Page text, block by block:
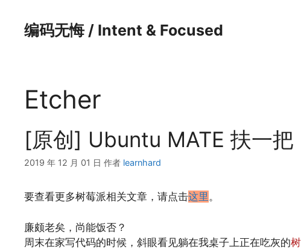
编码无悔 / Intent & Focused
Etcher
[原创] Ubuntu MATE 扶一
2019 年 12 月 01 日 作者 learnhard
要查看更多树莓派相关文章，请点击这里。
廉颇老矣，尚能饭否？
周末在家写代码的时候，斜眼看见躺在我桌子上正在吃灰的